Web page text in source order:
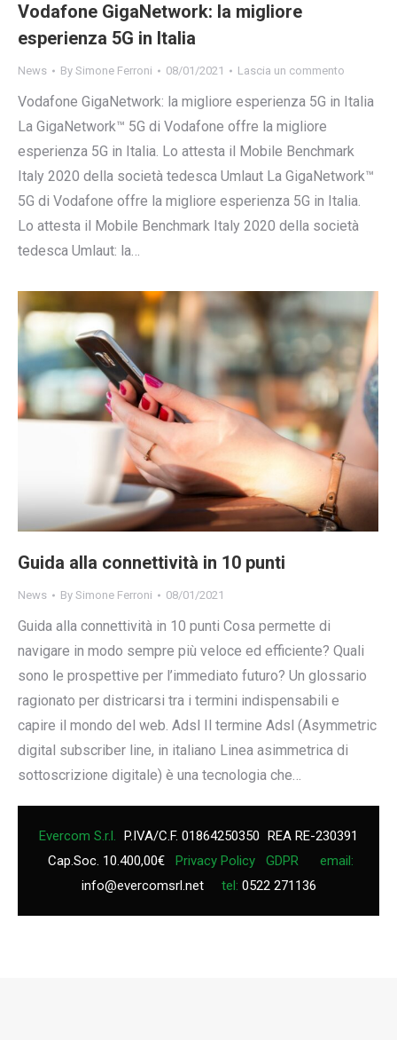
Vodafone GigaNetwork: la migliore
esperienza 5G in Italia
News By Simone Ferroni 08/01/2021 Lascia un commento
Vodafone GigaNetwork: la migliore esperienza 5G in Italia
La GigaNetwork™ 5G di Vodafone offre la migliore
esperienza 5G in Italia. Lo attesta il Mobile Benchmark
Italy 2020 della società tedesca Umlaut La GigaNetwork™
5G di Vodafone offre la migliore esperienza 5G in Italia.
Lo attesta il Mobile Benchmark Italy 2020 della società
tedesca Umlaut: la…
Guida alla connettività in 10 punti
News By Simone Ferroni 08/01/2021
Guida alla connettività in 10 punti Cosa permette di
navigare in modo sempre più veloce ed efficiente? Quali
sono le prospettive per l’immediato futuro? Un glossario
ragionato per districarsi tra i termini indispensabili e
capire il mondo del web. Adsl Il termine Adsl (Asymmetric
digital subscriber line, in italiano Linea asimmetrica di
sottoscrizione digitale) è una tecnologia che…
Evercom S.r.l. P.IVA/C.F. 01864250350 REA RE-230391
Cap.Soc. 10.400,00€
Privacy Policy GDPR
email:
info@evercomsrl.net
tel: 0522 271136